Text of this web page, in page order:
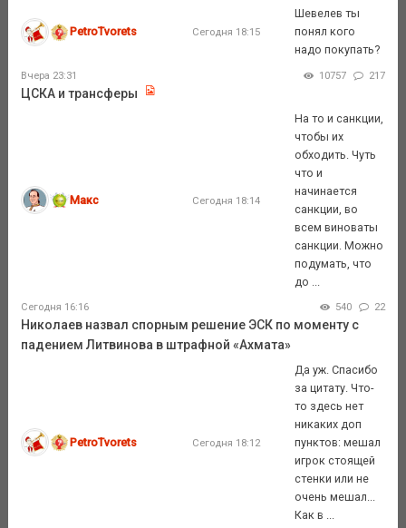
PetroTvorets Сегодня 18:15
Шевелев ты
понял кого
надо покупать?
Вчера 23:31 10757 217
ЦСКА и трансферы
Макс Сегодня 18:14
На то и санкции,
чтобы их
обходить. Чуть
что и
начинается
санкции, во
всем виноваты
санкции. Можно
подумать, что
до ...
Сегодня 16:16 540 22
Николаев назвал спорным решение ЭСК по моменту с
падением Литвинова в штрафной «Ахмата»
PetroTvorets Сегодня 18:12
Да уж. Спасибо
за цитату. Что-
то здесь нет
никаких доп
пунктов: мешал
игрок стоящей
стенки или не
очень мешал...
Как в ...